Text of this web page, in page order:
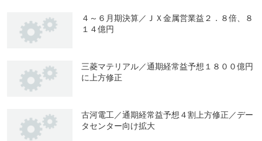
４～６月期決算／ＪＸ金属営業益２．８倍、８
１４億円
三菱マテリアル／通期経常益予想１８００億円
に上方修正
古河電工／通期経常益予想４割上方修正／デー
タセンター向け拡大